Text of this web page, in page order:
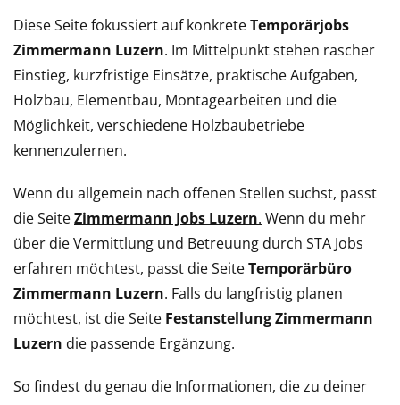
Diese Seite fokussiert auf konkreteTemporärjobs
Zimmermann Luzern. Im Mittelpunkt stehen rascher
Einstieg, kurzfristige Einsätze, praktische Aufgaben,
Holzbau, Elementbau, Montagearbeiten und die
Möglichkeit, verschiedene Holzbaubetriebe
kennenzulernen.
Wenn du allgemein nach offenen Stellen suchst, passt
die SeiteZimmermann Jobs Luzern. Wenn du mehr
über die Vermittlung und Betreuung durch STA Jobs
erfahren möchtest, passt die SeiteTemporärbüro
Zimmermann Luzern. Falls du langfristig planen
möchtest, ist die Seite Festanstellung Zimmermann
Luzern die passende Ergänzung.
So findest du genau die Informationen, die zu deiner